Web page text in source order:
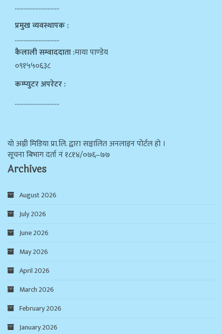
…………………………
प्रमुख व्यवस्थापक :
…………………………
कैलाली सम्वाददाता :माया पाण्डेय
०९१५५०६३८
कम्प्युटर अपरेटर :
…………………………
याे अग्नी मिडिया प्रा.लि. द्वारा सञ्चालित अनलाइन पोर्टल हो ।
सूचना बिभाग दर्ता न‌ं १८१४/०७६–७७
Archives
August 2026
July 2026
June 2026
May 2026
April 2026
March 2026
February 2026
January 2026